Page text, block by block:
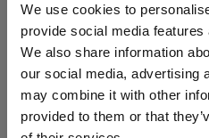
We use cookies to
provide social media
We also share information
our social media, advertising
may combine it with other
provided to them or that
ENTRETIEN
LIVRAISON ET RETOURS
CHANGER DE PAYS
Vous visitez Repeat cashmere
Souhaitez-vous mettre à jour
États-Unis ($)